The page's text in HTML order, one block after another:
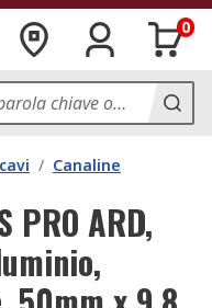
0
/ Canaline
PRO ARD,